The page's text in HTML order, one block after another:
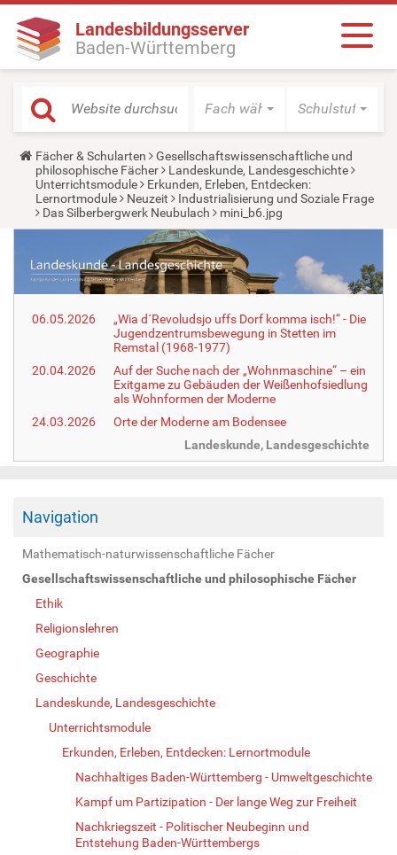
Landesbildungsserver
Baden-Württemberg
Fach wählen Schulstufe
Y
o
u
a
r
e
r
e
:
Fächer & Schularten
Gesellschaftswissenschaftliche und
philosophische Fächer
Landeskunde, Landesgeschichte
Unterrichtsmodule
Erkunden, Erleben, Entdecken:
Lernortmodule
Neuzeit
Industrialisierung und Soziale Frage
Das Silberbergwerk Neubulach
mini_b6.jpg
06.05.2026
„Wia d´Revoludsjo uffs Dorf komma isch!“ - Die
Jugendzentrumsbewegung in Stetten im
Remstal (1968-1977)
20.04.2026
Auf der Suche nach der „Wohnmaschine“ – ein
Exitgame zu Gebäuden der Weißenhofsiedlung
als Wohnformen der Moderne
24.03.2026
Orte der Moderne am Bodensee
Landeskunde, Landesgeschichte
Navigation
Mathematisch-naturwissenschaftliche Fächer
Gesellschaftswissenschaftliche und philosophische Fächer
Ethik
Religionslehren
Geographie
Geschichte
Landeskunde, Landesgeschichte
Unterrichtsmodule
Erkunden, Erleben, Entdecken: Lernortmodule
Nachhaltiges Baden-Württemberg - Umweltgeschichte
Kampf um Partizipation - Der lange Weg zur Freiheit
Nachkriegszeit - Politischer Neubeginn und
Entstehung Baden-Württembergs